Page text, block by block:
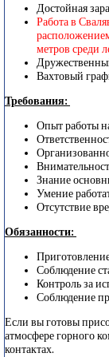
Достойная
Работа в
метров среди
Вахтовый
Требования:
Опыт работы
Знание
Умение
Отсутствие
Обязанности:
Соблюдение
Контроль за
Соблюдение
Если вы готовы
атмосфере горного
контактах.